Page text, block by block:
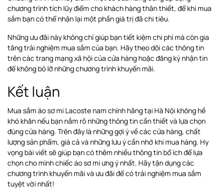
chương trình tích lũy điểm cho khách hàng thân thiết, để khi mua
sắm bạn có thể nhận lại một phần giá trị đã chi tiêu.
Những ưu đãi này không chỉ giúp bạn tiết kiệm chi phí mà còn gia
tăng trải nghiệm mua sắm của bạn. Hãy theo dõi các thông tin
trên các trang mạng xã hội của cửa hàng hoặc đăng ký nhận tin
để không bỏ lỡ những chương trình khuyến mãi.
Kết luận
Mua sắm áo sơ mi Lacoste nam chính hãng tại Hà Nội không hề
khó khăn nếu bạn nắm rõ những thông tin cần thiết và lựa chọn
đúng cửa hàng. Trên đây là những gợi ý về các cửa hàng, chất
lượng sản phẩm, giá cả và những lưu ý cần nhớ khi mua hàng. Hy
vọng bài viết sẽ giúp bạn có thêm nhiều thông tin bổ ích để lựa
chọn cho mình chiếc áo sơ mi ưng ý nhất. Hãy tận dụng các
chương trình khuyến mãi và ưu đãi để có trải nghiệm mua sắm
tuyệt vời nhất!